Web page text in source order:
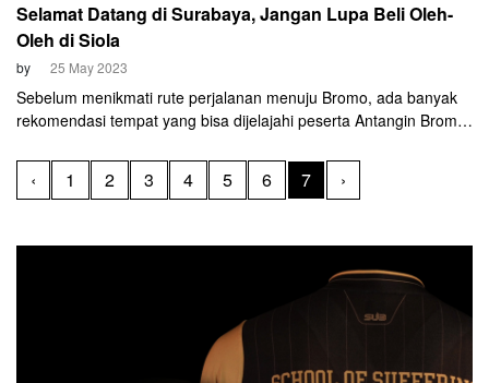
Selamat Datang di Surabaya, Jangan Lupa Beli Oleh-
Oleh di Siola
by 25 May 2023
Sebelum menikmati rute perjalanan menuju Bromo, ada banyak
rekomendasi tempat yang bisa dijelajahi peserta Antangin Bromo
menginjakkan kaki di Kota Pahlawan. Di antaranya, wisata perahu
Kalimas dan wisata oleh-oleh khas di Surabaya Kriya Gallery.
‹ 1 2 3 4 5 6 7 ›